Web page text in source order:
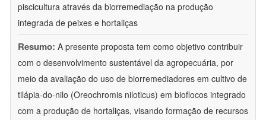
piscicultura através da biorremediação na produção
integrada de peixes e hortaliças
Resumo: A presente proposta tem como objetivo contribuir
com o desenvolvimento sustentável da agropecuária, por
meio da avaliação do uso de biorremediadores em cultivo de
tilápia-do-nilo (Oreochromis niloticus) em bioflocos integrado
com a produção de hortaliças, visando formação de recursos